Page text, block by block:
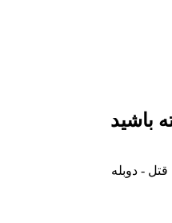
باشید